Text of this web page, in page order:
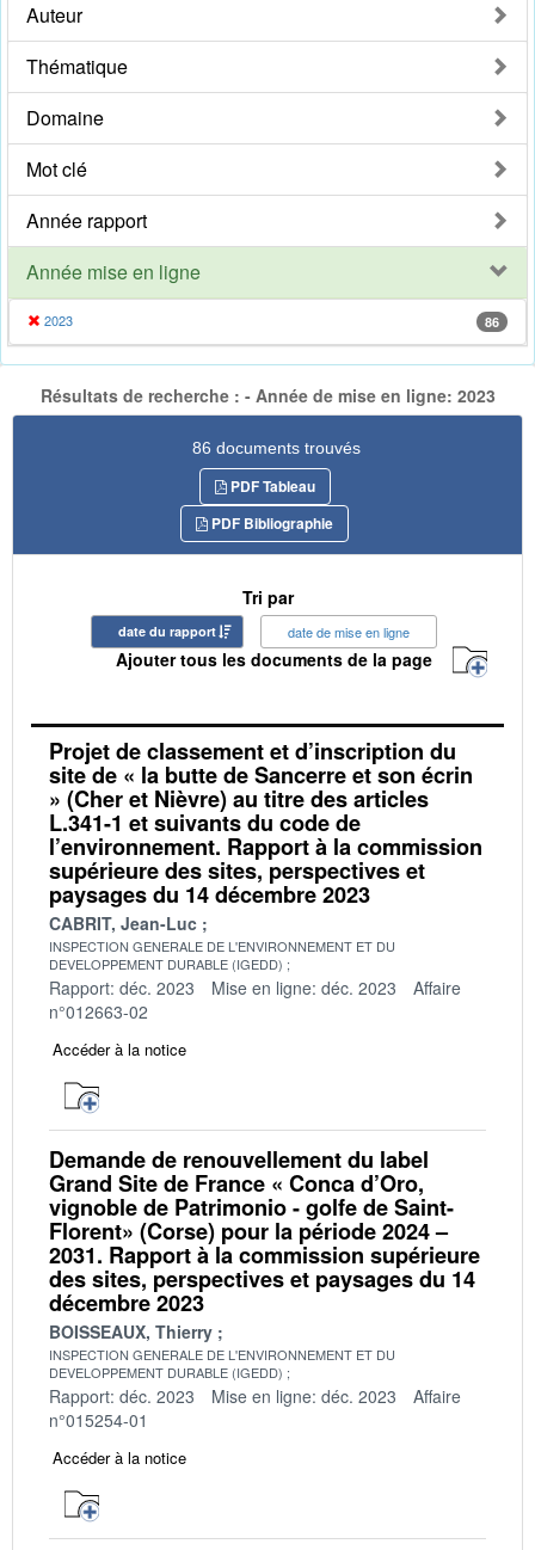
Auteur
Thématique
Domaine
Mot clé
Année rapport
Année mise en ligne
2023 86
Résultats de recherche : - Année de mise en ligne: 2023
86 documents trouvés
PDF Tableau
PDF Bibliographie
Tri par
date du rapport date de mise en ligne
Ajouter tous les documents de la page
Projet de classement et d’inscription du
site de « la butte de Sancerre et son écrin
» (Cher et Nièvre) au titre des articles
L.341-1 et suivants du code de
l’environnement. Rapport à la commission
supérieure des sites, perspectives et
paysages du 14 décembre 2023
CABRIT, Jean-Luc
INSPECTION GENERALE DE L'ENVIRONNEMENT ET DU
DEVELOPPEMENT DURABLE (IGEDD)
Rapport: déc. 2023 Mise en ligne: déc. 2023
Affaire
n°012663-02
Accéder à la notice
Demande de renouvellement du label
Grand Site de France « Conca d’Oro,
vignoble de Patrimonio - golfe de Saint-
Florent» (Corse) pour la période 2024 –
2031. Rapport à la commission supérieure
des sites, perspectives et paysages du 14
décembre 2023
BOISSEAUX, Thierry
INSPECTION GENERALE DE L'ENVIRONNEMENT ET DU
DEVELOPPEMENT DURABLE (IGEDD)
Rapport: déc. 2023 Mise en ligne: déc. 2023
Affaire
n°015254-01
Accéder à la notice